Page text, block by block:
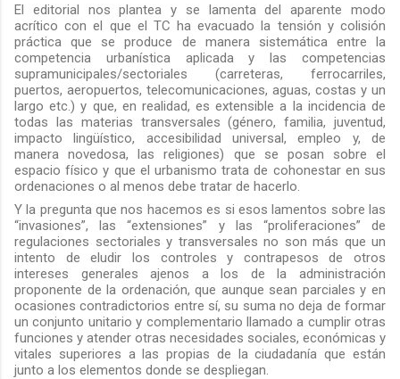
El editorial nos plantea y se lamenta del aparente modo
acrítico con el que el TC ha evacuado la tensión y colisión
práctica que se produce de manera sistemática entre la
competencia urbanística aplicada y las competencias
supramunicipales/sectoriales (carreteras, ferrocarriles,
puertos, aeropuertos, telecomunicaciones, aguas, costas y un
largo etc.) y que, en realidad, es extensible a la incidencia de
todas las materias transversales (género, familia, juventud,
impacto lingüístico, accesibilidad universal, empleo y, de
manera novedosa, las religiones) que se posan sobre el
espacio físico y que el urbanismo trata de cohonestar en sus
ordenaciones o al menos debe tratar de hacerlo.
Y la pregunta que nos hacemos es si esos lamentos sobre las
“invasiones”, las “extensiones” y las “proliferaciones” de
regulaciones sectoriales y transversales no son más que un
intento de eludir los controles y contrapesos de otros
intereses generales ajenos a los de la administración
proponente de la ordenación, que aunque sean parciales y en
ocasiones contradictorios entre sí, su suma no deja de formar
un conjunto unitario y complementario llamado a cumplir otras
funciones y atender otras necesidades sociales, económicas y
vitales superiores a las propias de la ciudadanía que están
junto a los elementos donde se despliegan.